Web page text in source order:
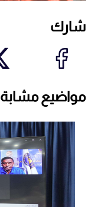
شارك
مواضيع مشابة